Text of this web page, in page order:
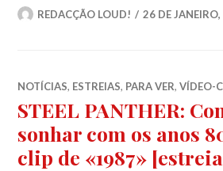
REDACÇÃO LOUD! 26 DE
NOTÍCIAS, ESTREIAS, PARA VER,VÍDEO-
STEEL PANTHER:
sonhar com os anos
clip de «1987»